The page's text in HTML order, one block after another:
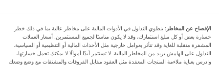
الإفصاح عن المخاطر: ينطوي التداول في الأدوات المالية على مخاطر عالية بما في ذلك خطر
خسارة بعض أو كل مبلغ استثمارك، وقد لا يكون مناسبًا لجميع المستثمرين. أسعار العملات
المشفرة متقلبة للغاية وقد تتأثر بعوامل خارجية مثل الأحداث المالية أو التنظيمية أو السياسية.
التداول على الهامش يزيد من المخاطر المالية. لا تستثمر أبدًا أموالًا لا يمكنك تحمل خسارتها،
وادرس بعناية ملاءمة المنتجات المعقدة مثل العقود مقابل الفروقات والمشتقات مع وضع وضعك